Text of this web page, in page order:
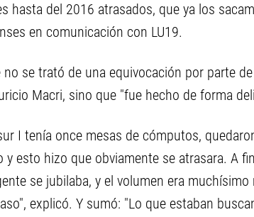
hasta del 2016 atrasados, que ya los
en comunicación con LU19.
se trató de una equivocación por parte
Macri, sino que "fue hecho de forma
I tenía once mesas de cómputos,
y esto hizo que obviamente se atrasara. A
se jubilaba, y el volumen era
explicó. Y sumó: "Lo que estaban